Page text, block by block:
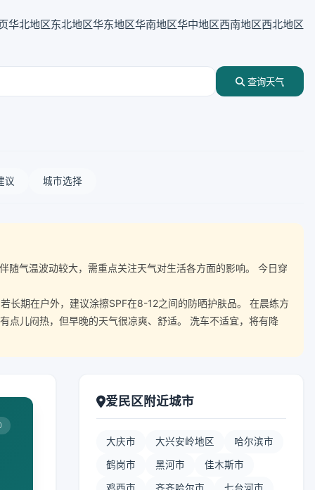
华北地区东北地区华东地区华南地区华中地区西南地区西北地区
查询天气
议 城市选择
气温波动较大，需重点关注天气对生活各方面的影响。 今日穿
期在户外，建议涂擦SPF在8-12之间的防晒护肤品。 在晨练方
点儿闷热，但早晚的天气很凉爽、舒适。 洗车不适宜，将有降
爱民区附近城市
大庆市 大兴安岭地区 哈尔滨市
鹤岗市 黑河市 佳木斯市